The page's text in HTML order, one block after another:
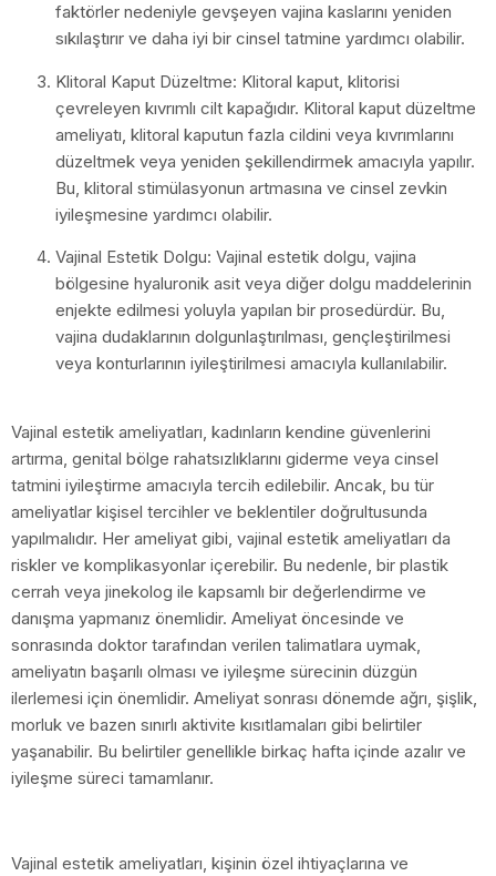
faktörler nedeniyle gevşeyen vajina kaslarını yeniden
sıkılaştırır ve daha iyi bir cinsel tatmine yardımcı olabilir.
Klitoral Kaput Düzeltme: Klitoral kaput, klitorisi
çevreleyen kıvrımlı cilt kapağıdır. Klitoral kaput düzeltme
ameliyatı, klitoral kaputun fazla cildini veya kıvrımlarını
düzeltmek veya yeniden şekillendirmek amacıyla yapılır.
Bu, klitoral stimülasyonun artmasına ve cinsel zevkin
iyileşmesine yardımcı olabilir.
Vajinal Estetik Dolgu: Vajinal estetik dolgu, vajina
bölgesine hyaluronik asit veya diğer dolgu maddelerinin
enjekte edilmesi yoluyla yapılan bir prosedürdür. Bu,
vajina dudaklarının dolgunlaştırılması, gençleştirilmesi
veya konturlarının iyileştirilmesi amacıyla kullanılabilir.
Vajinal estetik ameliyatları, kadınların kendine güvenlerini
artırma, genital bölge rahatsızlıklarını giderme veya cinsel
tatmini iyileştirme amacıyla tercih edilebilir. Ancak, bu tür
ameliyatlar kişisel tercihler ve beklentiler doğrultusunda
yapılmalıdır. Her ameliyat gibi, vajinal estetik ameliyatları da
riskler ve komplikasyonlar içerebilir. Bu nedenle, bir plastik
cerrah veya jinekolog ile kapsamlı bir değerlendirme ve
danışma yapmanız önemlidir. Ameliyat öncesinde ve
sonrasında doktor tarafından verilen talimatlara uymak,
ameliyatın başarılı olması ve iyileşme sürecinin düzgün
ilerlemesi için önemlidir. Ameliyat sonrası dönemde ağrı, şişlik,
morluk ve bazen sınırlı aktivite kısıtlamaları gibi belirtiler
yaşanabilir. Bu belirtiler genellikle birkaç hafta içinde azalır ve
iyileşme süreci tamamlanır.
Vajinal estetik ameliyatları, kişinin özel ihtiyaçlarına ve